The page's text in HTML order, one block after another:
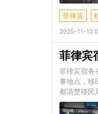
菲律宾
2025-11-12
菲律宾
菲律宾宿务
事地点，移
都清楚移民